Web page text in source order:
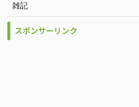
雑記
スポンサーリンク